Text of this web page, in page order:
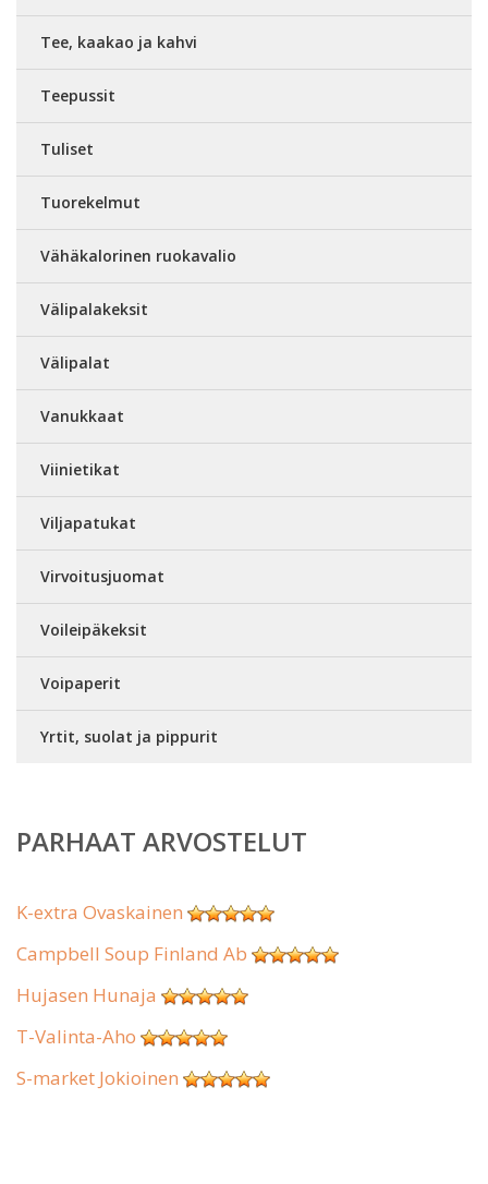
Tee, kaakao ja kahvi
Teepussit
Tuliset
Tuorekelmut
Vähäkalorinen ruokavalio
Välipalakeksit
Välipalat
Vanukkaat
Viinietikat
Viljapatukat
Virvoitusjuomat
Voileipäkeksit
Voipaperit
Yrtit, suolat ja pippurit
PARHAAT ARVOSTELUT
K-extra Ovaskainen
Campbell Soup Finland Ab
Hujasen Hunaja
T-Valinta-Aho
S-market Jokioinen